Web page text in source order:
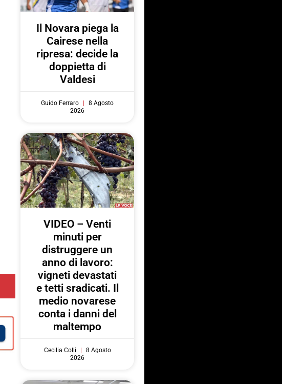
Il Novara piega la
Cairese nella
ripresa: decide la
doppietta di
Valdesi
Guido Ferraro
8 Agosto
2026
VIDEO – Venti
minuti per
distruggere un
anno di lavoro:
vigneti devastati
e tetti sradicati. Il
medio novarese
conta i danni del
maltempo
Cecilia Colli
8 Agosto
2026